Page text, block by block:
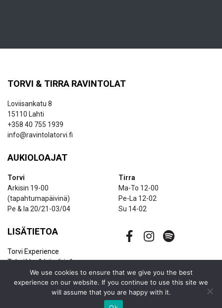
TORVI & TIRRA RAVINTOLAT
Loviisankatu 8
15110 Lahti
+358 40 755 1939
info@ravintolatorvi.fi
AUKIOLOAJAT
Torvi
Arkisin 19-00
(tapahtumapäivinä)
Pe & la 20/21-03/04
Tirra
Ma-To 12-00
Pe-La 12-02
Su 14-02
LISÄTIETOA
Torvi Experience
Tekniikka & bändi-info
Ravintolapalvelut
Uutiskirje
We use cookies to ensure that we give you the best
experience on our website. If you continue to use this site we
will assume that you are happy with it.